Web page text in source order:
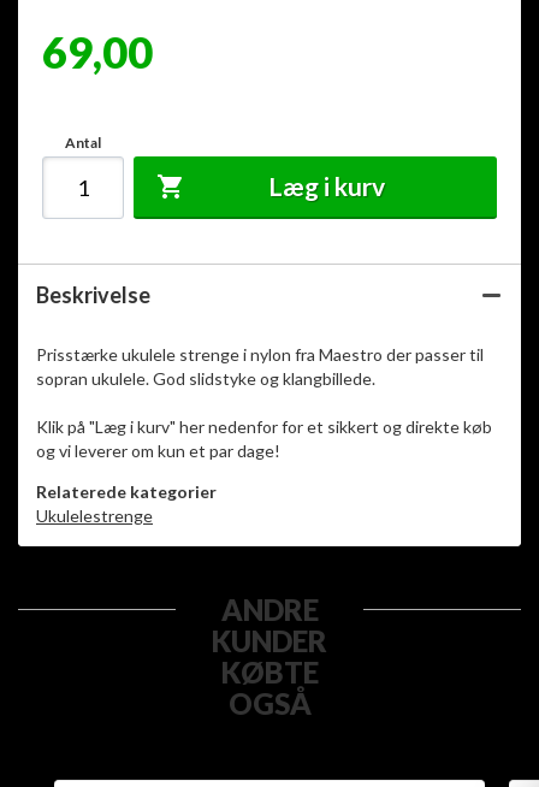
69,00
Antal
Læg i kurv
Beskrivelse
Prisstærke ukulele strenge i nylon fra Maestro der passer til
sopran ukulele. God slidstyke og klangbillede.
Klik på "Læg i kurv" her nedenfor for et sikkert og direkte køb
og vi leverer om kun et par dage!
Relaterede kategorier
Ukulelestrenge
ANDRE
KUNDER
KØBTE
OGSÅ